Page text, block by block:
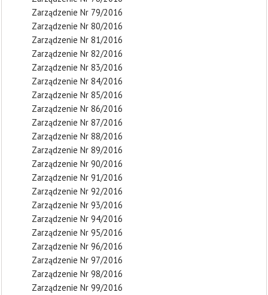
Zarządzenie Nr 79/2016
Zarządzenie Nr 80/2016
Zarządzenie Nr 81/2016
Zarządzenie Nr 82/2016
Zarządzenie Nr 83/2016
Zarządzenie Nr 84/2016
Zarządzenie Nr 85/2016
Zarządzenie Nr 86/2016
Zarządzenie Nr 87/2016
Zarządzenie Nr 88/2016
Zarządzenie Nr 89/2016
Zarządzenie Nr 90/2016
Zarządzenie Nr 91/2016
Zarządzenie Nr 92/2016
Zarządzenie Nr 93/2016
Zarządzenie Nr 94/2016
Zarządzenie Nr 95/2016
Zarządzenie Nr 96/2016
Zarządzenie Nr 97/2016
Zarządzenie Nr 98/2016
Zarządzenie Nr 99/2016